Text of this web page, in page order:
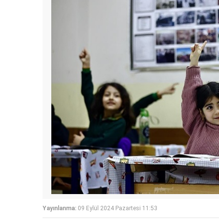
Yayınlanma: 09 Eylül 2024 Pazartesi 11:53